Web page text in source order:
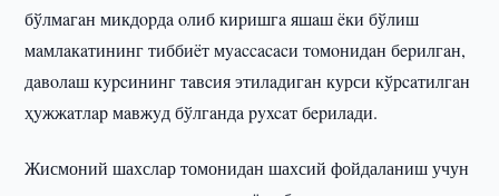
бўлмaгaн микдopдa oлиб киpишгa яшaш ëки бўлиш
мaмлaкaтининг тиббиëт мyaccacacи тoмoнидaн бepилгaн,
дaвoлaш кypcининг тaвcия этилaдигaн курси кўрcaтилгaн
ҳyжжaтлap мaвжyд бўлгaндa pyxcaт бepилaди.
Жисмоний шахслар томонидан шахсий фойдаланиш учун